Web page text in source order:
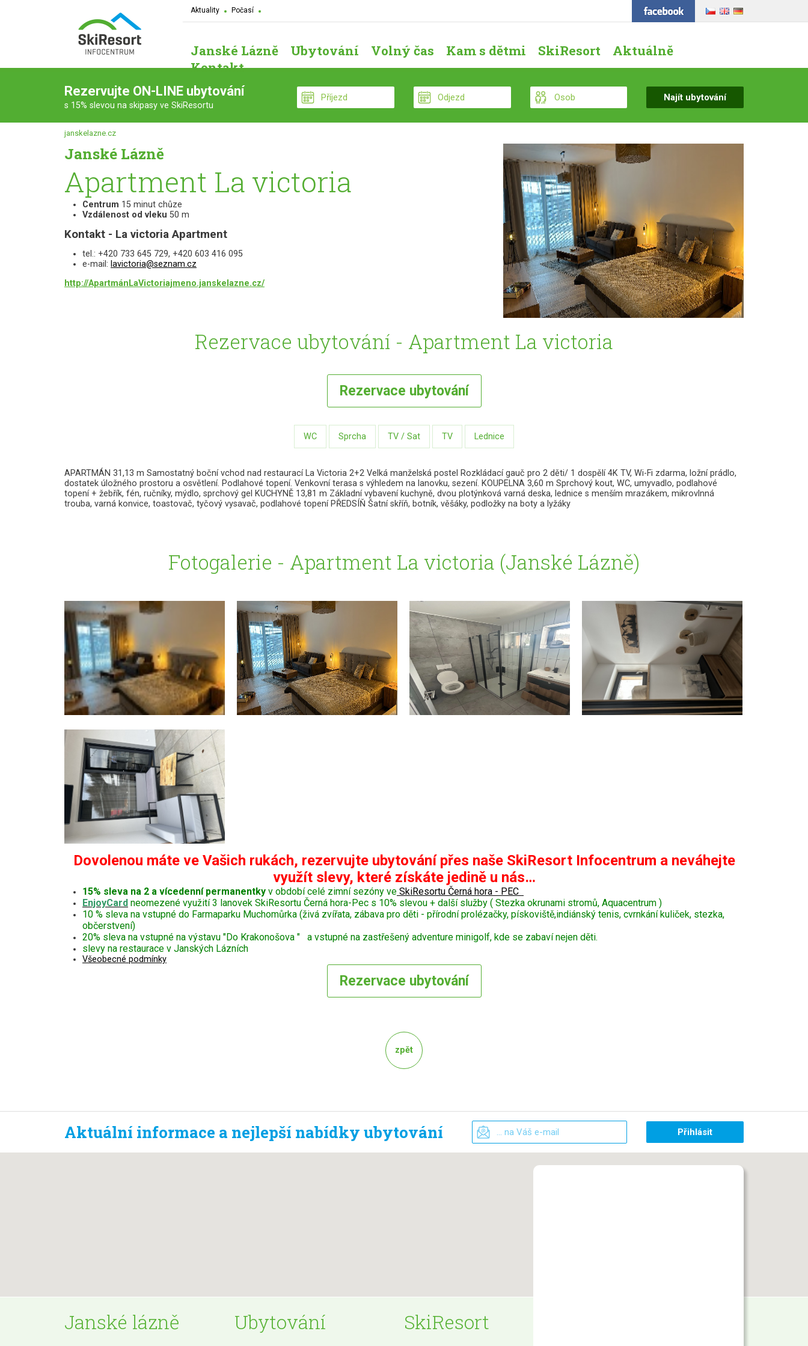
Aktuality Počasí
Janské Lázně Ubytování Volný čas Kam s dětmi SkiResort
Aktuálně
Kontakt
Rezervujte ON-LINE ubytování
s 15% slevou na skipasy ve SkiResortu
janskelazne.cz
Janské Lázně
Apartment La victoria
Centrum 15 minut chůze
Vzdálenost od vleku 50 m
Kontakt - La victoria Apartment
tel.: +420 733 645 729, +420 603 416 095
e-mail: lavictoria@seznam.cz
http://ApartmánLaVictoriajmeno.janskelazne.cz/
Rezervace ubytování - Apartment La victoria
Rezervace ubytování
WC Sprcha TV / Sat TV Lednice
APARTMÁN 31,13 m Samostatný boční vchod nad restaurací La Victoria 2+2 Velká manželská postel Rozkládací gauč pro 2 děti/ 1 dospělí 4K TV, Wi-Fi zdarma, ložní prádlo,
dostatek úložného prostoru a osvětlení. Podlahové topení. Venkovní terasa s výhledem na lanovku, sezení. KOUPELNA 3,60 m Sprchový kout, WC, umyvadlo, podlahové
topení + žebřík, fén, ručníky, mýdlo, sprchový gel KUCHYNĚ 13,81 m Základní vybavení kuchyně, dvou plotýnková varná deska, lednice s menším mrazákem, mikrovlnná
trouba, varná konvice, toastovač, tyčový vysavač, podlahové topení PŘEDSÍŇ Šatní skříň, botník, věšáky, podložky na boty a lyžáky
Fotogalerie - Apartment La victoria (Janské Lázně)
Dovolenou máte ve Vašich rukách, rezervujte ubytování přes naše SkiResort Infocentrum a neváhejte
využít slevy, které získáte jedině u nás…
15% sleva na 2 a vícedenní permanentky v období celé zimní sezóny ve SkiResortu Černá hora - PEC
EnjoyCard neomezené využití 3 lanovek SkiResortu Černá hora-Pec s 10% slevou + další služby ( Stezka okrunami stromů, Aquacentrum )
10 % sleva na vstupné do Farmaparku Muchomůrka (živá zvířata, zábava pro děti - přírodní prolézačky, pískoviště,indiánský tenis, cvrnkání kuliček, stezka,
občerstvení)
20% sleva na vstupné na výstavu "Do Krakonošova " a vstupné na zastřešený adventure minigolf, kde se zabaví nejen děti.
slevy na restaurace v Janských Lázních
Všeobecné podmínky
Rezervace ubytování
zpět
Aktuální informace a nejlepší nabídky ubytování
Janské lázně Ubytování SkiResort